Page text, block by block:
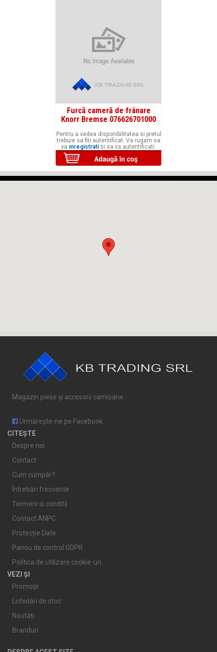
Furcă cameră de frânare
Knorr Bremse 076626701000
Pentru a vedea disponibilitatea si pretul
trebuie sa fiti autentificat. Va rugam sa
va inregistrati si sa va autentificati.
Magazin piese și accesorii camioane
Urmărește-ne pe Facebook
CITEȘTE
Despre noi
Contact
Cum cumpăr?
Întrebări frecvente
Termeni si conditii
Contact ANPC
Protecție Date
Panou de control GDPR
Politica de utilizare cookie-uri
VEZI ȘI
Promoţii
Lichidări de stoc
Noutăţi
Branduri